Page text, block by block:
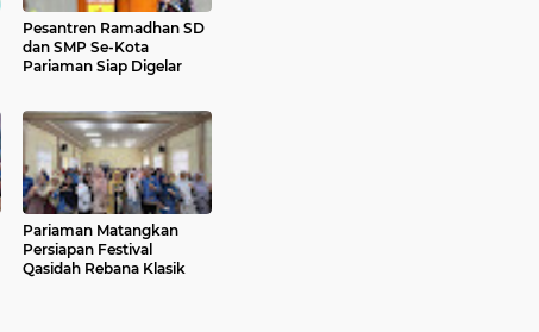
Pesantren Ramadhan SD
dan SMP Se-Kota
Pariaman Siap Digelar
Pariaman Matangkan
Persiapan Festival
Qasidah Rebana Klasik